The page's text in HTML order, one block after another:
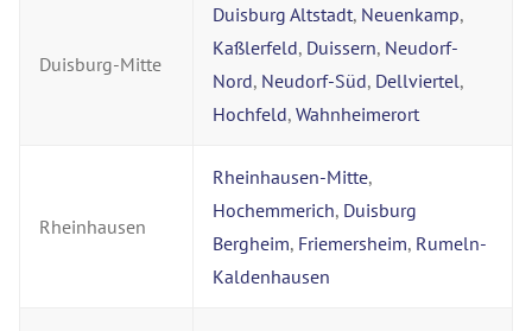
Duisburg-Mitte
Duisburg Altstadt, Neuenkamp,
Kaßlerfeld, Duissern, Neudorf-
Nord, Neudorf-Süd, Dellviertel,
Hochfeld, Wahnheimerort
Rheinhausen
Rheinhausen-Mitte,
Hochemmerich, Duisburg
Bergheim, Friemersheim, Rumeln-
Kaldenhausen